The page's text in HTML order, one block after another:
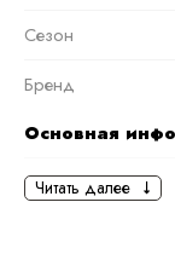
Сезон
Бренд
Основная
черный
Читать далее